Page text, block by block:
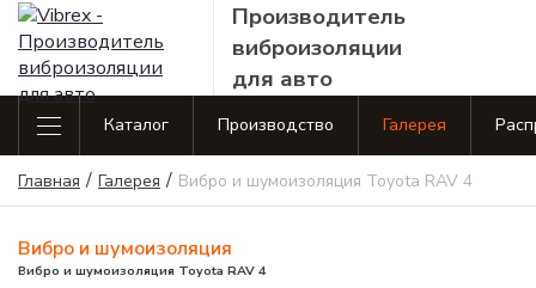
Производитель
виброизоляции
для авто
Каталог продукции
Производство
Виброизоляция
Standart line
Business
Каталог
Виброизоляция
Standart line
Виброизоляция
Шумоизоляция
Производство Галерея
Главная / Галерея / Вибро и шумоизоляция Toyota RAV 4
Вибро и шумоизоляция
Вибро и шумоизоляция Toyota RAV 4